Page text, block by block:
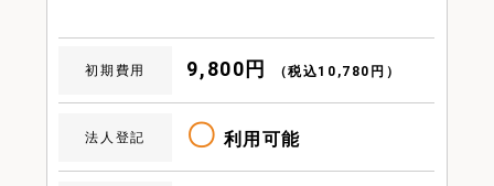
初期費用 9,800円 （税込10,780円）
法人登記 〇 利用可能